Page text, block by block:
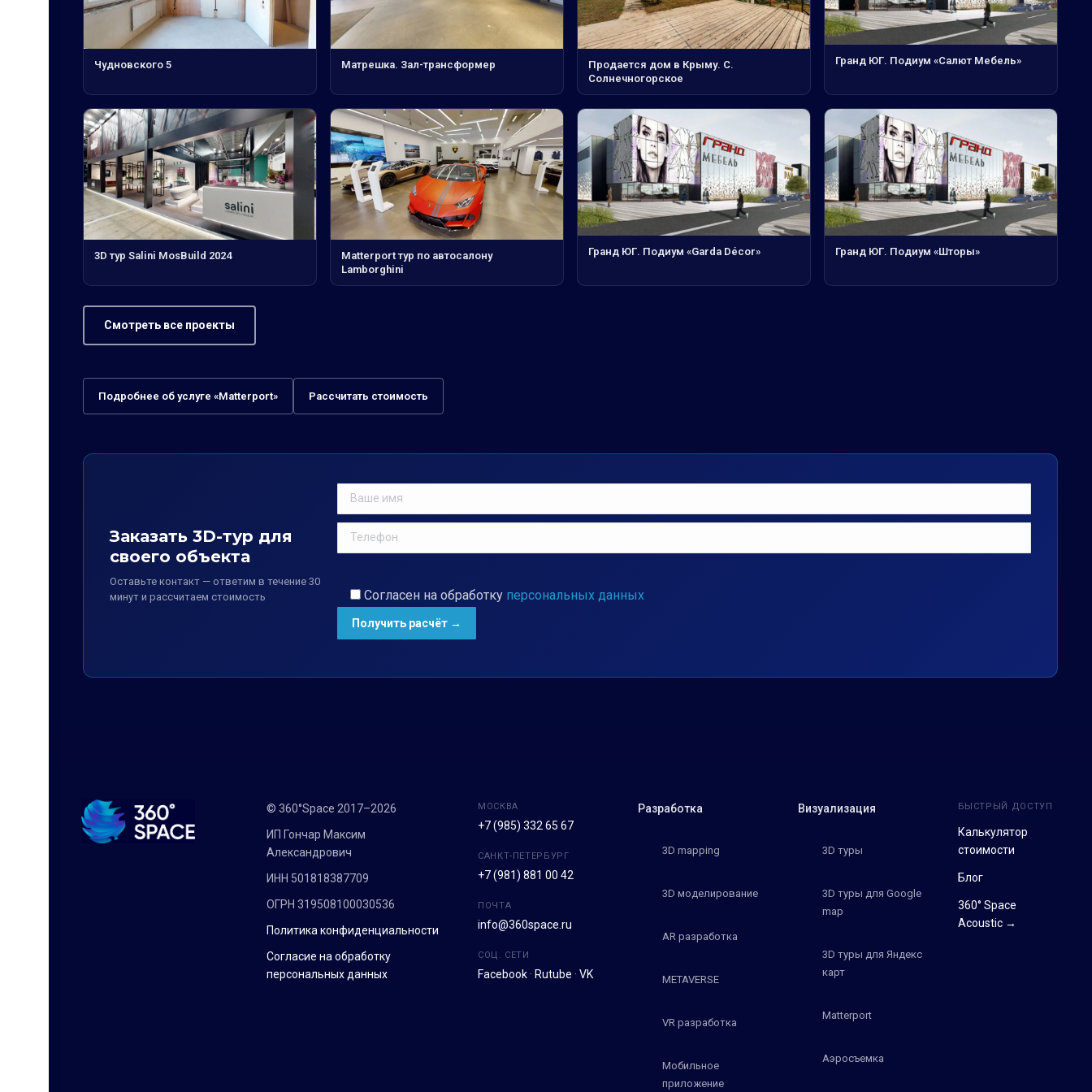
Чудновского 5 Матрешка. Зал-трансформер
Продается дом в Крыму. С.
Солнечногорское
Гранд ЮГ. Подиум «Салют Мебель»
3D тур Salini MosBuild 2024
Matterport тур по автосалону
Lamborghini
Гранд ЮГ. Подиум «Garda Décor» Гранд ЮГ. Подиум «Шторы»
Смотреть все проекты
Подробнее об услуге «Matterport» Рассчитать стоимость
Заказать 3D-тур для
своего объекта
Оставьте контакт — ответим в течение 30
минут и рассчитаем стоимость
Согласен на обработку персональных данных
© 360°Space 2017–2026
ИП Гончар Максим
Александрович
ИНН 501818387709
ОГРН 319508100030536
Политика конфиденциальности
Согласие на обработку
персональных данных
МОСКВА
+7 (985) 332 65 67
САНКТ-ПЕТЕРБУРГ
+7 (981) 881 00 42
ПОЧТА
info@360space.ru
СОЦ. СЕТИ
Facebook· Rutube · VK
Разработка
3D mapping
3D моделирование
AR разработка
METAVERSE
VR разработка
Мобильное
приложение
Визуализация
3D туры
3D туры для Google
map
3D туры для Яндекс
карт
Matterport
Аэросъемка
БЫСТРЫЙ ДОСТУП
Калькулятор
стоимости
Блог
360° Space
Acoustic →